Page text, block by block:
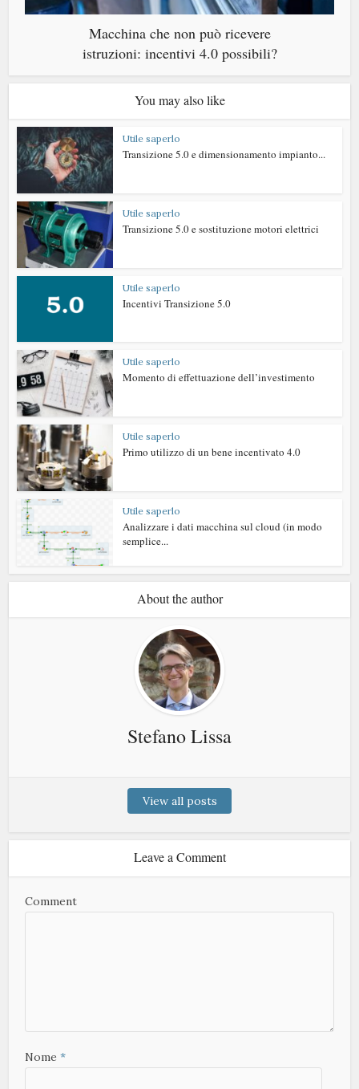
Macchina che non può ricevere
istruzioni: incentivi 4.0 possibili?
You may also like
Utile saperlo
Transizione 5.0 e dimensionamento impianto...
Utile saperlo
Transizione 5.0 e sostituzione motori elettrici
Utile saperlo
Incentivi Transizione 5.0
Utile saperlo
Momento di effettuazione dell’investimento
Utile saperlo
Primo utilizzo di un bene incentivato 4.0
Utile saperlo
Analizzare i dati macchina sul cloud (in modo
semplice...
About the author
Stefano Lissa
View all posts
Leave a Comment
Comment
Nome*